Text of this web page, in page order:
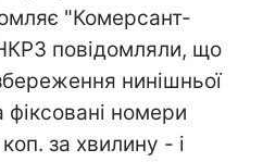
"Комерсант-
повідомляли, що
нинішньої
фіксовані номери
за хвилину - і